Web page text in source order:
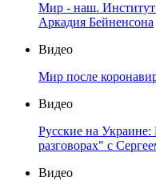
Мир - наш. Институт
Аркадия Бейненсона
Видео
Мир после
Видео
Русские на
разговорах" с
Видео